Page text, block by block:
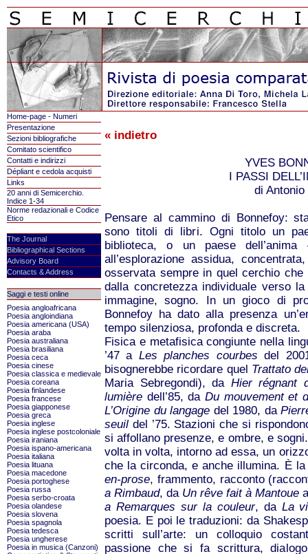
Home-page - Numeri
Presentazione
Sezioni bibliografiche
Comitato scientifico
Contatti e indirizzi
Dépliant e cedola acquisti
Links
20 anni di Semicerchio.
Indice 1-34
Norme redazionali e Codice
Etico
The Journal
Bibliographical Sections
Advisory Board
Contacts & Address
Saggi e testi online
Poesia angloafricana
Poesia angloindiana
Poesia americana (USA)
Poesia araba
Poesia australiana
Poesia brasiliana
Poesia ceca
Poesia cinese
Poesia classica e medievale
Poesia coreana
Poesia finlandese
Poesia francese
Poesia giapponese
Poesia greca
Poesia inglese
Poesia inglese postcoloniale
Poesia iraniana
Poesia ispano-americana
Poesia italiana
Poesia lituana
Poesia macedone
Poesia portoghese
Poesia russa
Poesia serbo-croata
Poesia olandese
Poesia slovena
Poesia spagnola
Poesia tedesca
Poesia ungherese
Poesia in musica (Canzoni)
« indietro
YVES
I PASSI
di Antonio
Pensare al cammino di Bonnefoy:
sono titoli di libri. Ogni titolo un
biblioteca, o un paese
all’esplorazione assidua,
osservata sempre in quel cerchio
dalla concretezza individuale verso
immagine, sogno. In un gioco di
Bonnefoy ha dato alla presenza
tempo silenziosa, profonda e discreta.
Fisica e metafisica congiunte nella
’47 a Les planches courbes del
bisognerebbe ricordare quel Trattato
Maria Sebregondi), da Hier régnant
lumière dell’85, da Du mouvement et
L’Origine du langage del 1980, da
seuil del ’75. Stazioni che si
si affollano presenze, e ombre, e
volta in volta, intorno ad essa, un
che la circonda, e anche illumina. È
en-prose, frammento, racconto
a Rimbaud, da Un rêve fait à Mantoue
a Remarques sur la couleur, daLa
poesia. E poi le traduzioni: da
scritti sull’arte: un colloquio
passione che si fa scrittura,